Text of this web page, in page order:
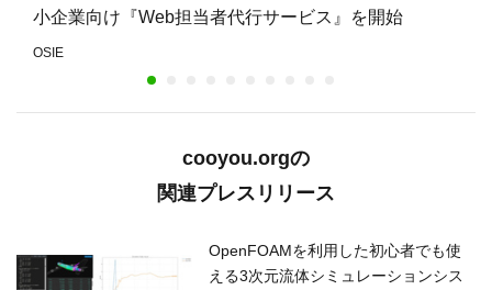
小企業向け『Web担当者代行サービス』を開始
OSIE
cooyou.orgの
関連プレスリリース
OpenFOAMを利用した初心者でも使
える3次元流体シミュレーションシス